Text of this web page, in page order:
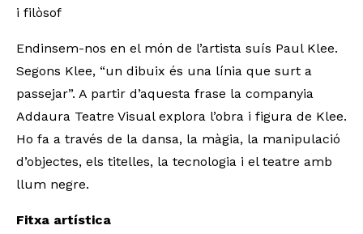
i filòsof
Endinsem-nos en el món de l’artista suís Paul Klee.
Segons Klee, “un dibuix és una línia que surt a
passejar”. A partir d’aquesta frase la companyia
Addaura Teatre Visual explora l’obra i figura de Klee.
Ho fa a través de la dansa, la màgia, la manipulació
d’objectes, els titelles, la tecnologia i el teatre amb
llum negre.
Fitxa artística